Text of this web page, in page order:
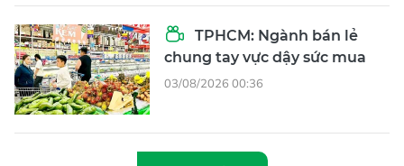
TPHCM: Ngành bán lẻ
chung tay vực dậy sức mua
03/08/2026 00:36